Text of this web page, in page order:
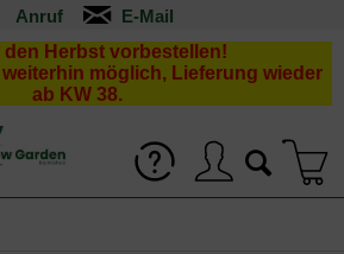
Anruf
den Herbst vorbestellen!
möglich, Lieferung wieder
ab KW 38.